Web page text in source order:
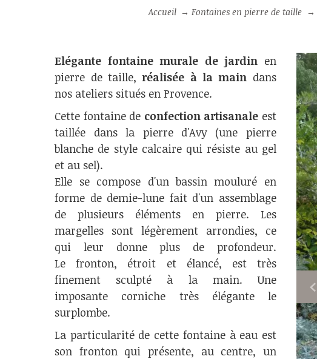
Accueil →Fontaines en pierre de taille →
Elégante fontaine murale de jardin en
pierre de taille,réalisée à la main dans
nos ateliers situés en Provence.
Cette fontaine de confection artisanale est
taillée dans la pierre d'Avy (une pierre
blanche de style calcaire qui résiste au gel
et au sel).
Elle se compose d'un bassin mouluré en
forme de demie-lune fait d'un assemblage
de plusieurs éléments en pierre. Les
margelles sont légèrement arrondies, ce
qui leur donne plus de profondeur.
Le fronton, étroit et élancé, est très
finement sculpté à la main. Une
imposante corniche très élégante le
surplombe.
La particularité de cette fontaine à eau est
son fronton qui présente, au centre, un